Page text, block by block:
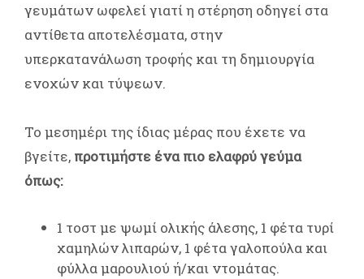
γευμάτων ωφελεί γιατί η στέρηση οδηγεί στα
αντίθετα αποτελέσματα, στην
υπερκατανάλωση τροφής και τη δημιουργία
ενοχών και τύψεων.
Το μεσημέρι της ίδιας μέρας που έχετε να
βγείτε, προτιμήστε ένα πιο ελαφρύ γεύμα
όπως:
1 τοστ με ψωμί ολικής άλεσης, 1 φέτα τυρί
χαμηλών λιπαρών, 1 φέτα γαλοπούλα και
φύλλα μαρουλιού ή/και ντομάτας.